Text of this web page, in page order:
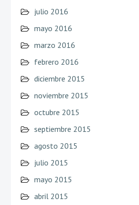
julio 2016
mayo 2016
marzo 2016
febrero 2016
diciembre 2015
noviembre 2015
octubre 2015
septiembre 2015
agosto 2015
julio 2015
mayo 2015
abril 2015